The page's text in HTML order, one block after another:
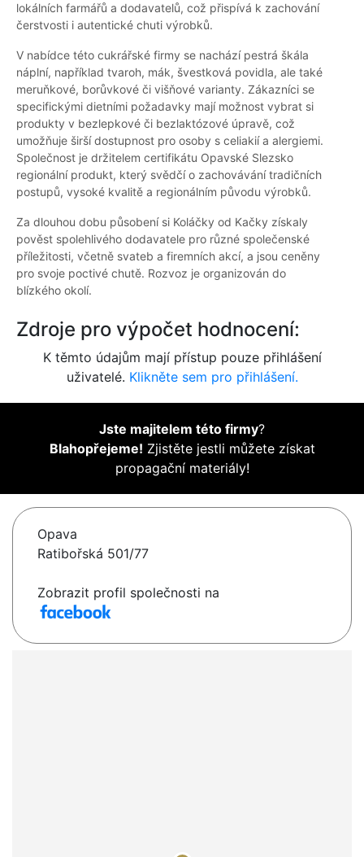
lokálních farmářů a dodavatelů, což přispívá k zachování
čerstvosti i autentické chuti výrobků.
V nabídce této cukrářské firmy se nachází pestrá škála
náplní, například tvaroh, mák, švestková povidla, ale také
meruňkové, borůvkové či višňové varianty. Zákazníci se
specifickými dietními požadavky mají možnost vybrat si
produkty v bezlepkové či bezlaktózové úpravě, což
umožňuje širší dostupnost pro osoby s celiakií a alergiemi.
Společnost je držitelem certifikátu Opavské Slezsko
regionální produkt, který svědčí o zachovávání tradičních
postupů, vysoké kvalitě a regionálním původu výrobků.
Za dlouhou dobu působení si Koláčky od Kačky získaly
pověst spolehlivého dodavatele pro různé společenské
příležitosti, včetně svateb a firemních akcí, a jsou ceněny
pro svoje poctivé chutě. Rozvoz je organizován do
blízkého okolí.
Zdroje pro výpočet hodnocení:
K těmto údajům mají přístup pouze přihlášení
uživatelé. Klikněte sem pro přihlášení.
Jste majitelem této firmy?
Blahopřejeme! Zjistěte jestli můžete získat
propagační materiály!
Opava
Ratibořská 501/77
Zobrazit profil společnosti na